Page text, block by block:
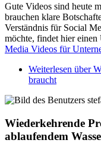
Gute Videos sind heute
brauchen klare
Verständnis für Social
möchte, findet hier
Media Videos für
Weiterlesen über
braucht
Wiederkehrende
ablaufendem